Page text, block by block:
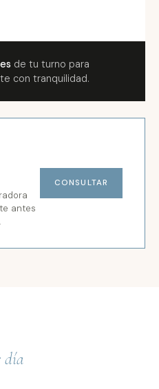
de tu turno para
con tranquilidad.
antes
CONSULTAR
día